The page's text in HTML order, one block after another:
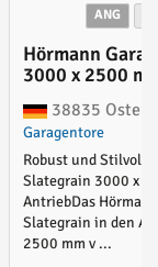
ANG
Hörmann
3000 x 2500
38835
Garagentore
Robust und Stilvoll:
Slategrain 3000 x
AntriebDas
Slategrain in den
2500 mm v ...